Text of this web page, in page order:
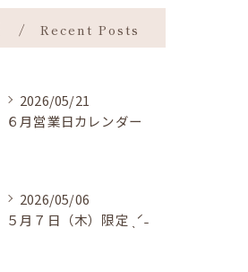
Recent Posts
2026/05/21
６月営業日カレンダー
2026/05/06
５月７日（木）限定 ˎˊ˗